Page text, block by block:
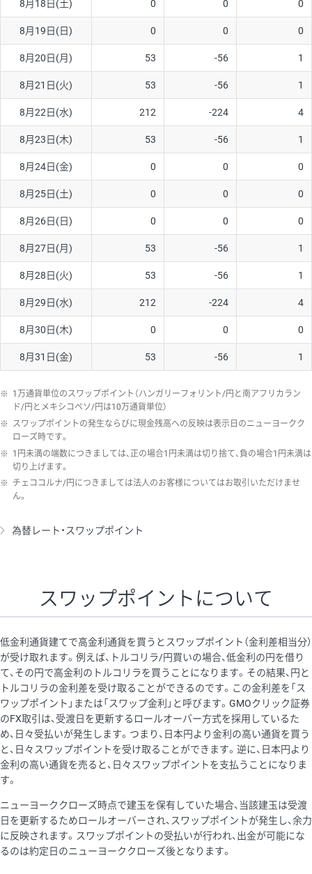
ソ/円は10万通貨単位。
8月18日(土) 0 0 0
8月19日(日) 0 0 0
8月20日(月) 53 -56 1
8月21日(火) 53 -56 1
8月22日(水) 212 -224 4
8月23日(木) 53 -56 1
8月24日(金) 0 0 0
8月25日(土) 0 0 0
8月26日(日) 0 0 0
8月27日(月) 53 -56 1
8月28日(火) 53 -56 1
8月29日(水) 212 -224 4
8月30日(木) 0 0 0
8月31日(金) 53 -56 1
※ 1万通貨単位のスワップポイント（ハンガリーフォリント/円と南アフリカラン
ド/円とメキシコペソ/円は10万通貨単位）
※ スワップポイントの発生ならびに現金残高への反映は表示日のニューヨークク
ローズ時です。
※ 1円未満の端数につきましては、正の場合1円未満は切り捨て、負の場合1円未満は
切り上げます。
※ チェココルナ/円につきましては法人のお客様についてはお取引いただけませ
ん。
為替レート・スワップポイント
スワップポイントについて
低金利通貨建てで高金利通貨を買うとスワップポイント（金利差相当分）
が受け取れます。例えば、トルコリラ/円買いの場合、低金利の円を借り
て、その円で高金利のトルコリラを買うことになります。その結果、円と
トルコリラの金利差を受け取ることができるのです。この金利差を「ス
ワップポイント」または「スワップ金利」と呼びます。GMOクリック証券
のFX取引は、受渡日を更新するロールオーバー方式を採用しているた
め、日々受払いが発生します。つまり、日本円より金利の高い通貨を買う
と、日々スワップポイントを受け取ることができます。逆に、日本円より
金利の高い通貨を売ると、日々スワップポイントを支払うことになりま
す。
ニューヨーククローズ時点で建玉を保有していた場合、当該建玉は受渡
日を更新するためロールオーバーされ、スワップポイントが発生し、余力
に反映されます。スワップポイントの受払いが行われ、出金が可能にな
るのは約定日のニューヨーククローズ後となります。